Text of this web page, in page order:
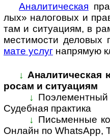
Ана­ли­ти­че­с­кая
лых» нало­го­вых и
там и си­ту­а­ци­ям, в
мес­ти­мо­сти дело­вых
мате услуг на­пря­мую
↓ Аналитическая
ро­сам и си­ту­а­циям
↓
Су­деб­ная прак­ти­ка
↓ Письменные
Онлайн по Whats­App,